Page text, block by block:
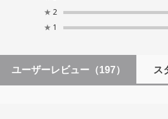
★ 2
★ 1
ユーザーレビュー （197） ス